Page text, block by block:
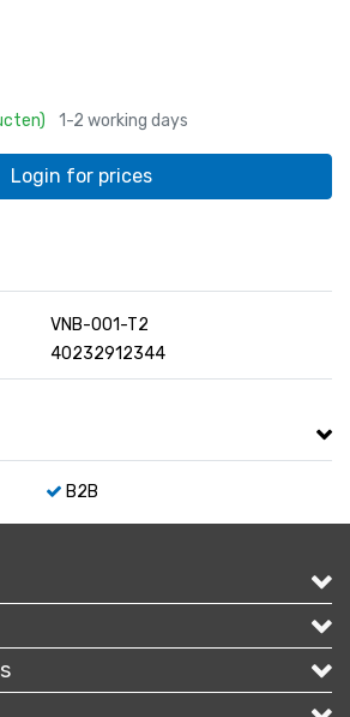
1-2 working days
Login for prices
VNB-001-T2
40232912344
B2B